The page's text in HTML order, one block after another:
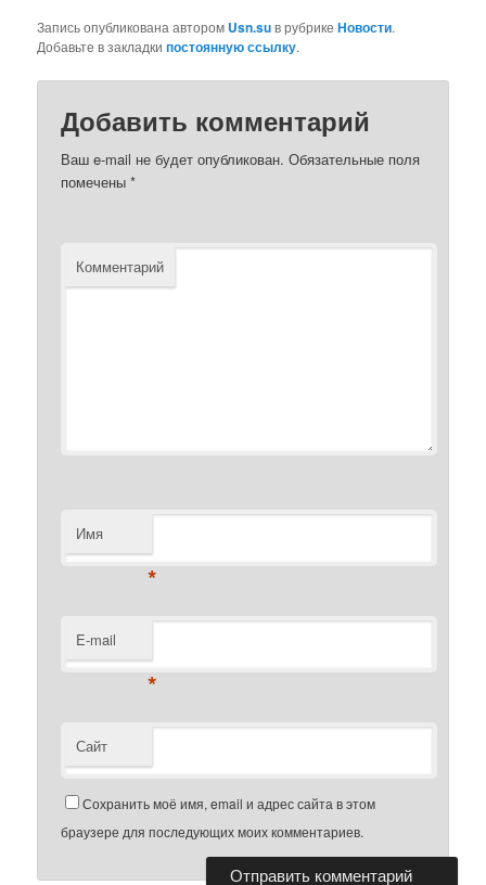
Запись опубликована автором Usn.suв рубрикеНовости.
Добавьте в закладкипостоянную ссылку.
Добавить комментарий
Ваш e-mail не будет опубликован. Обязательные поля
помечены*
Комментарий
Имя
*
E-mail
*
Сайт
Сохранить моё имя, email и адрес сайта в этом
браузере для последующих моих комментариев.